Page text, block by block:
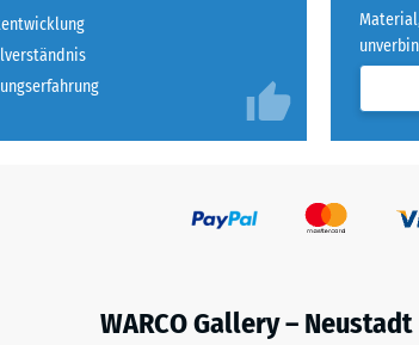
WARCO Gallery – Neustadt